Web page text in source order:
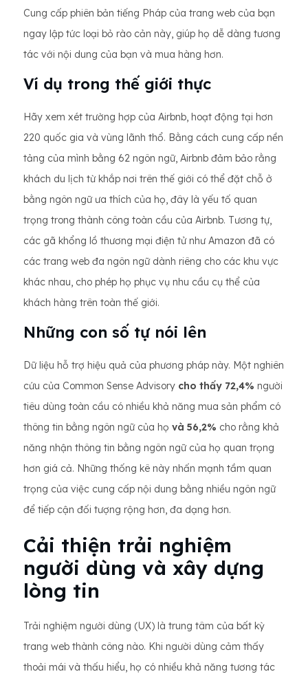
Cung cấp phiên bản tiếng Pháp của trang web của bạn
ngay lập tức loại bỏ rào cản này, giúp họ dễ dàng tương
tác với nội dung của bạn và mua hàng hơn.
Ví dụ trong thế giới thực
Hãy xem xét trường hợp của Airbnb, hoạt động tại hơn
220 quốc gia và vùng lãnh thổ. Bằng cách cung cấp nền
tảng của mình bằng 62 ngôn ngữ, Airbnb đảm bảo rằng
khách du lịch từ khắp nơi trên thế giới có thể đặt chỗ ở
bằng ngôn ngữ ưa thích của họ, đây là yếu tố quan
trọng trong thành công toàn cầu của Airbnb. Tương tự,
các gã khổng lồ thương mại điện tử như Amazon đã có
các trang web đa ngôn ngữ dành riêng cho các khu vực
khác nhau, cho phép họ phục vụ nhu cầu cụ thể của
khách hàng trên toàn thế giới.
Những con số tự nói lên
Dữ liệu hỗ trợ hiệu quả của phương pháp này. Một nghiên
cứu của Common Sense Advisory cho thấy 72,4% người
tiêu dùng toàn cầu có nhiều khả năng mua sản phẩm có
thông tin bằng ngôn ngữ của họ và 56,2% cho rằng khả
năng nhận thông tin bằng ngôn ngữ của họ quan trọng
hơn giá cả. Những thống kê này nhấn mạnh tầm quan
trọng của việc cung cấp nội dung bằng nhiều ngôn ngữ
để tiếp cận đối tượng rộng hơn, đa dạng hơn.
Cải thiện trải nghiệm
người dùng và xây dựng
lòng tin
Trải nghiệm người dùng (UX) là trung tâm của bất kỳ
trang web thành công nào. Khi người dùng cảm thấy
thoải mái và thấu hiểu, họ có nhiều khả năng tương tác